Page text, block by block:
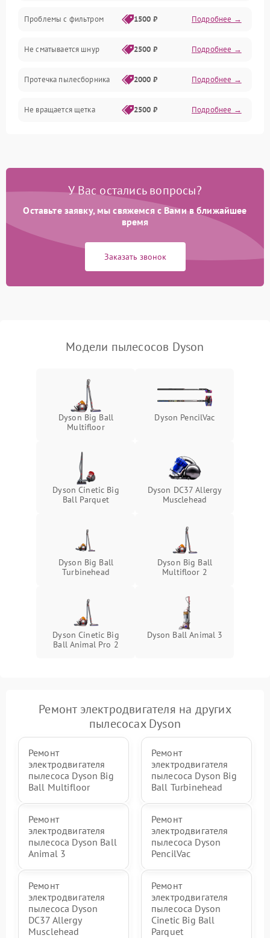
Проблемы с фильтром 1500 ₽ Подробнее →
Не сматывается шнур 2500 ₽ Подробнее →
Протечка пылесборника 2000 ₽ Подробнее →
Не вращается щетка 2500 ₽ Подробнее →
Поломка контейнера для
Плохая уборка шерсти
2400 ₽ Подробнее →
У Вас остались вопросы?
Оставьте заявку, мы свяжемся с Вами в ближайшее
время
Заказать звонок
Модели пылесосов Dyson
Dyson Big Ball
Multifloor
Dyson PencilVac
Dyson Cinetic Big
Ball Parquet
Dyson DC37 Allergy
Musclehead
Dyson Big Ball
Turbinehead
Dyson Big Ball
Multifloor 2
Dyson Cinetic Big
Ball Animal Pro 2
Dyson Ball Animal 3
Ремонт электродвигателя на других
пылесосах Dyson
Ремонт
электродвигателя
пылесоса Dyson Big
Ball Multifloor
Ремонт
электродвигателя
пылесоса Dyson Big
Ball Turbinehead
Ремонт
электродвигателя
пылесоса Dyson Ball
Animal 3
Ремонт
электродвигателя
пылесоса Dyson
PencilVac
Ремонт
электродвигателя
пылесоса Dyson
DC37 Allergy
Musclehead
Ремонт
электродвигателя
пылесоса Dyson
Cinetic Big Ball
Parquet